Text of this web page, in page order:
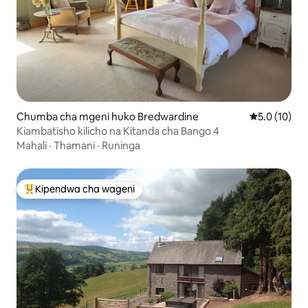
Chumba cha mgeni huko Bredwardine Ukadiriaji
5.0 (10)
Kiambatisho kilicho na Kitanda cha Bango 4
Mahali · Thamani · Runinga
Kipendwa maarufu cha wageni
Kipendwa cha wageni